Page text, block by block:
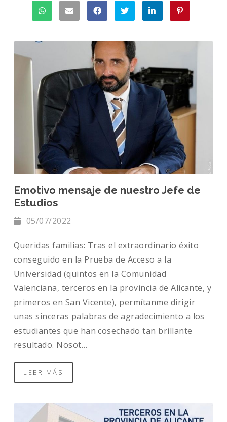
Emotivo mensaje de nuestro Jefe de
Estudios
05/07/2022
Queridas familias: Tras el extraordinario éxito
conseguido en la Prueba de Acceso a la
Universidad (quintos en la Comunidad
Valenciana, terceros en la provincia de Alicante, y
primeros en San Vicente), permítanme dirigir
unas sinceras palabras de agradecimiento a los
estudiantes que han cosechado tan brillante
resultado. Nosot…
LEER MÁS